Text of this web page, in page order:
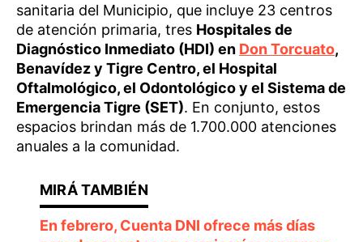
sanitaria del Municipio, que incluye 23 centros
de atención primaria, tres Hospitales de
Diagnóstico Inmediato (HDI) en Don Torcuato,
Benavídez y Tigre Centro, el Hospital
Oftalmológico, el Odontológico y el Sistema de
Emergencia Tigre (SET). En conjunto, estos
espacios brindan más de 1.700.000 atenciones
anuales a la comunidad.
En febrero, Cuenta DNI ofrece más días